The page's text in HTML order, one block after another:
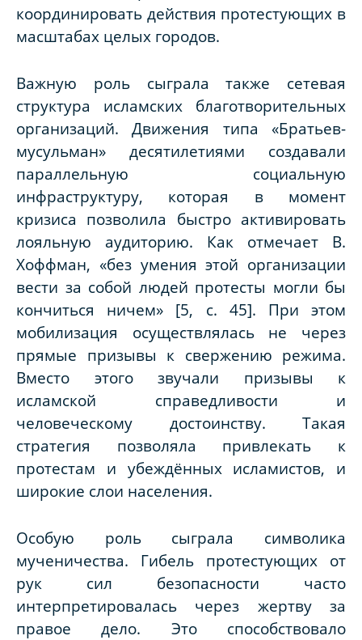
координировать действия протестующих в
масштабах целых городов.
Важную роль сыграла также сетевая
структура исламских благотворительных
организаций. Движения типа «Братьев-
мусульман» десятилетиями создавали
параллельную социальную
инфраструктуру, которая в момент
кризиса позволила быстро активировать
лояльную аудиторию. Как отмечает В.
Хоффман, «без умения этой организации
вести за собой людей протесты могли бы
кончиться ничем» [5, с. 45]. При этом
мобилизация осуществлялась не через
прямые призывы к свержению режима.
Вместо этого звучали призывы к
исламской справедливости и
человеческому достоинству. Такая
стратегия позволяла привлекать к
протестам и убеждённых исламистов, и
широкие слои населения.
Особую роль сыграла символика
мученичества. Гибель протестующих от
рук сил безопасности часто
интерпретировалась через жертву за
правое дело. Это способствовало